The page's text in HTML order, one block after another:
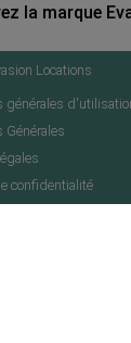
la marque
Locations
générales
Générales
confidentialité